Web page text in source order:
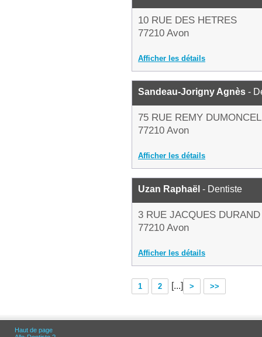
10 RUE DES HETRES
77210 Avon
Afficher les détails
Sandeau-Jorigny Agnès -
75 RUE REMY DUMONCEL
77210 Avon
Afficher les détails
Uzan Raphaël - Dentiste
3 RUE JACQUES DURAND
77210 Avon
Afficher les détails
1 2 [...] > >>
Haut de page